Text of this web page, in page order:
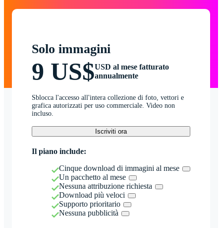
Solo immagini
9 US$USD al mese fatturato
annualmente
Sblocca l'accesso all'intera collezione di foto, vettori e
grafica autorizzati per uso commerciale. Video non
incluso.
Iscriviti ora
Il piano include:
Cinque download di immagini al mese
Un pacchetto al mese
Nessuna attribuzione richiesta
Download più veloci
Supporto prioritario
Nessuna pubblicità